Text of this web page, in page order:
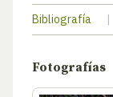
Bibliografía |
Fotografías